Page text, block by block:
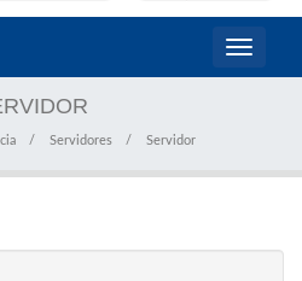
Toggle
Servidores Servidor